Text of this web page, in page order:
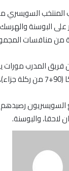
من منافسات
مهميتش (90+3).
رصيدهم
لاحقا، والبوسنة.